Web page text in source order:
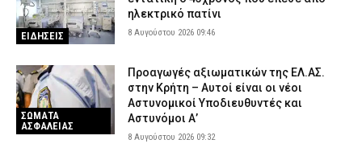
Βανδάλισαν ακόμη και το Ιερό
ΕΙΔΗΣΕΙΣ 7 Αυγούστου 2026 19:51
ΕΙΔΗΣΕΙΣ
ηλεκτρικό πατίνι
8 Αυγούστου 2026 09:46
ΣΩΜΑΤΑ
ΑΣΦΑΛΕΙΑΣ
Προαγωγές αξιωματικών της ΕΛ.ΑΣ.
στην Κρήτη – Αυτοί είναι οι νέοι
Αστυνομικοί Υποδιευθυντές και
Αστυνόμοι Α’
8 Αυγούστου 2026 09:32